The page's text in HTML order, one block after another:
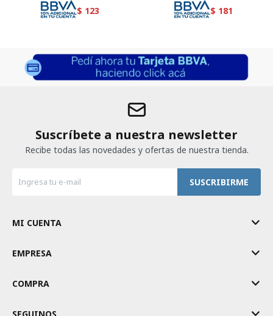
$ 123 $ 181
Suscríbete a nuestra newsletter
Recibe todas las novedades y ofertas de nuestra tienda.
SUSCRIBIRME
MI CUENTA
EMPRESA
COMPRA